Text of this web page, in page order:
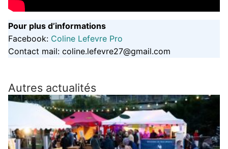
Pour plus d’informations
Facebook: Coline Lefevre Pro
Contact mail: coline.lefevre27@gmail.com
Autres actualités